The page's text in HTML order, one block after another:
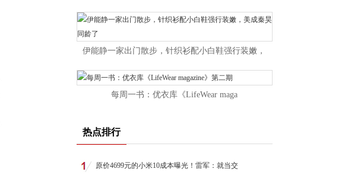
伊能静一家出门散步，针织衫配小白鞋强行装嫩，
每周一书：优衣库《LifeWear maga
热点排行
原价4699元的小米10成本曝光！雷军：就当交